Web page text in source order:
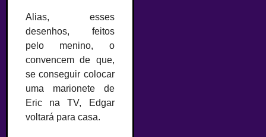
Alias, esses
desenhos, feitos
pelo menino, o
convencem de que,
se conseguir colocar
uma marionete de
Eric na TV, Edgar
voltará para casa.